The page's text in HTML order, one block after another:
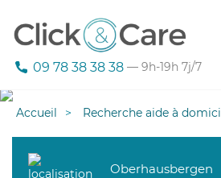
09 78 38 38 38 — 9h-19h 7j/7
Accueil Recherche aide à